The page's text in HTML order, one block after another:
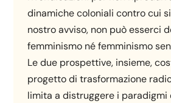
dinamiche coloniali contro cui
nostro avviso, non può esserci
femminismo né femminismo
Le due prospettive, insieme,
progetto di trasformazione
limita a distruggere i paradigmi